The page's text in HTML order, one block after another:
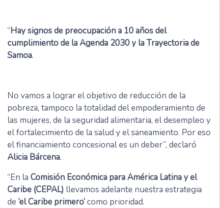
“Hay signos de preocupación a 10 años del
cumplimiento de la Agenda 2030 y la Trayectoria de
Samoa.
No vamos a lograr el objetivo de reducción de la
pobreza, tampoco la totalidad del empoderamiento de
las mujeres, de la seguridad alimentaria, el desempleo y
el fortalecimiento de la salud y el saneamiento. Por eso
el financiamiento concesional es un deber”, declaró
Alicia Bárcena.
“En la Comisión Económica para América Latina y el
Caribe (CEPAL) llevamos adelante nuestra estrategia
de ‘el Caribe primero’como prioridad.